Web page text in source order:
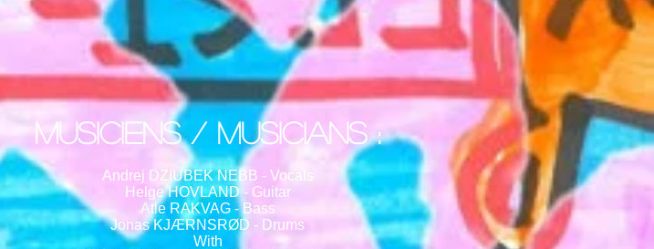
Musiciens / MUSICIANS :
Andrej DZIUBEK NEBB - Vocals
Helge HOVLAND - Guitar
Atle RAKVAG - Bass
Jonas KJÆRNSRØD - Drums
With